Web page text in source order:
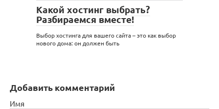
Какой хостинг выбрать?
Разбираемся вместе!
Выбор хостинга для вашего сайта – это как выбор
нового дома: он должен быть
Добавить комментарий
Имя